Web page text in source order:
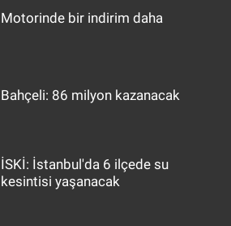
Motorinde bir indirim daha
Bahçeli: 86 milyon kazanacak
İSKİ: İstanbul'da 6 ilçede su
kesintisi yaşanacak